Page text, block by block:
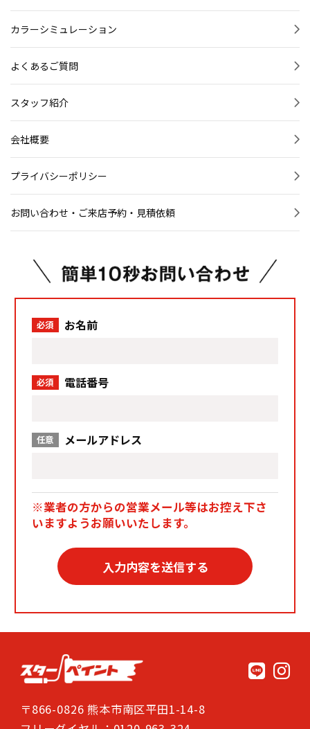
カラーシミュレーション
よくあるご質問
スタッフ紹介
会社概要
プライバシーポリシー
お問い合わせ・ご来店予約・見積依頼
必須 お名前
必須 電話番号
任意 メールアドレス
※業者の方からの営業メール等はお控え下さ
いますようお願いいたします。
〒866-0826 熊本市南区平田1-14-8